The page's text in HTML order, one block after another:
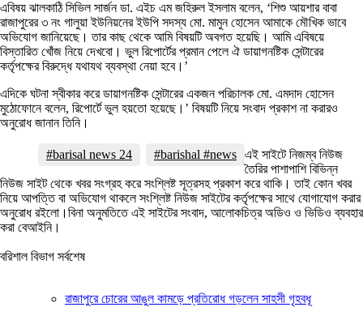
এবিষয় ঝালকাঠি সিভিল সার্জন ডা. এইচ এম জহিরুল ইসলাম বলেন, ‘শিশু আয়শার বাবা
রাজাপুরের ৩ নং গালুয়া ইউনিয়নের ইউপি সদস্য মো. মামুন হোসেন আমাকে মৌখিক ভাবে
অভিযোগ জানিয়েছে। তার কাছ থেকে আমি বিষয়টি অবগত হয়েছি। আমি এবিষয়ে
বিস্তারিত খোঁজ নিয়ে দেখবো। ভুল রিপোর্টের প্রমান পেলে ঐ ডায়াগনষ্টিক সেন্টারের
কর্তৃপক্ষের বিরুদ্ধে যথাযথ ব্যবস্থা নেয়া হবে।’
এদিকে ঘটনা স্বীকার করে ডায়াগনষ্টিক সেন্টারের একজন পরিচালক মো. এমদাদ হোসেন
মুঠোফোনে বলেন, রিপোর্টে ভুল হয়তো হয়েছে।’ বিষয়টি নিয়ে সংবাদ প্রকাশ না করারও
অনুরোধ জানান তিনি।
#barisal news 24 #barishal #news এই সাইটে নিজম্ব নিউজ
তৈরির পাশাপাশি বিভিন্ন
নিউজ সাইট থেকে খবর সংগ্রহ করে সংশ্লিষ্ট সূত্রসহ প্রকাশ করে থাকি। তাই কোন খবর
নিয়ে আপত্তি বা অভিযোগ থাকলে সংশ্লিষ্ট নিউজ সাইটের কর্তৃপক্ষের সাথে যোগাযোগ করার
অনুরোধ রইলো।বিনা অনুমতিতে এই সাইটের সংবাদ, আলোকচিত্র অডিও ও ভিডিও ব্যবহার
করা বেআইনি।
বরিশাল বিভাগ সর্বশেষ
রাজাপুরে চোরের আঙুল কামড়ে প্রতিরোধ গড়লেন সাহসী গৃহবধূ